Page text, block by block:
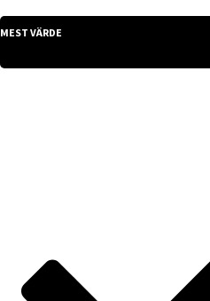
MEST VÄRDE